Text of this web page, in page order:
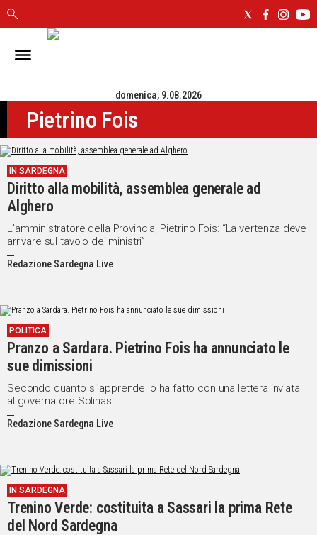
IN
CAGLIARI
SASSARI
NUORO
ORISTANO
SULCIS
GALLURA
OGLIASTRA
MEDIO
CAMPIDANO
POLITICA
IN
ITALIA
NEL
MONDO
SPORT
EVENTI
VIDEO
domenica, 9.08.2026
Pietrino Fois
IN SARDEGNA
Diritto alla mobilità, assemblea generale ad
Alghero
L’amministratore della Provincia, Pietrino Fois: “La vertenza deve
arrivare sul tavolo dei ministri”
Redazione Sardegna Live
POLITICA
Pranzo a Sardara. Pietrino Fois ha annunciato le
sue dimissioni
Secondo quanto si apprende lo ha fatto con una lettera inviata
al governatore Solinas
Redazione Sardegna Live
IN SARDEGNA
Trenino Verde: costituita a Sassari la prima Rete
del Nord Sardegna